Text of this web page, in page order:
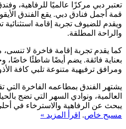
تعتبر دبي مركزًا عالميًا للرفاهية،
قمة أجمل فنادق دبي. يقع الفندق
ويقدم للضيوف تجربة إقامة استثنائية
والراحة المطلقة.
كما يقدم تجربة إقامة فاخرة لا
بعناية فائقة. يضم أيضًا شاطئًا خاصًا،
ومرافق ترفيهية متنوعة تلبي كافة
يشتهر الفندق بمطاعمه الفاخرة التي
العالمية، ونوادي السهر التي تضج
يبحث عن الرفاهية والاسترخاء في
مسبح خاص. اقرأ المزيد »